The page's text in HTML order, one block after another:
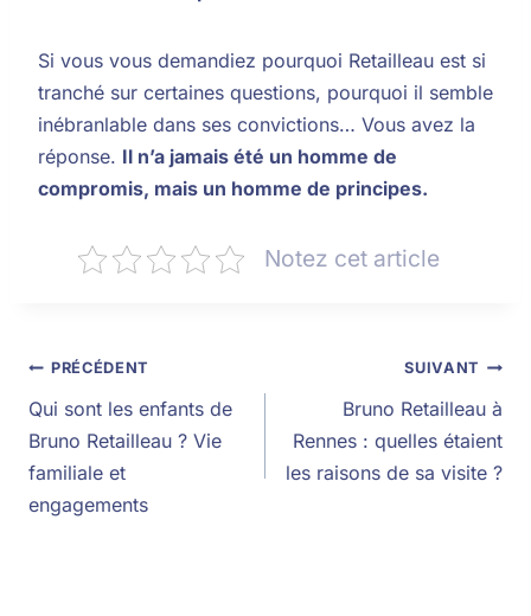
Si vous vous demandiez pourquoi Retailleau est si
tranché sur certaines questions, pourquoi il semble
inébranlable dans ses convictions… Vous avez la
réponse. Il n’a jamais été un homme de
compromis, mais un homme de principes.
Notez cet article
PRÉCÉDENT
Qui sont les enfants de
Bruno Retailleau ? Vie
familiale et
engagements
SUIVANT
Bruno Retailleau à
Rennes : quelles étaient
les raisons de sa visite ?